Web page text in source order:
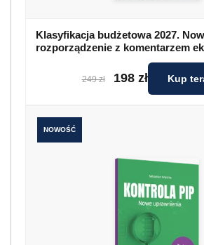
Klasyfikacja budżetowa 2027.
rozporządzenie z komentarzem
249 zł 198 zł Kup
NOWOŚĆ